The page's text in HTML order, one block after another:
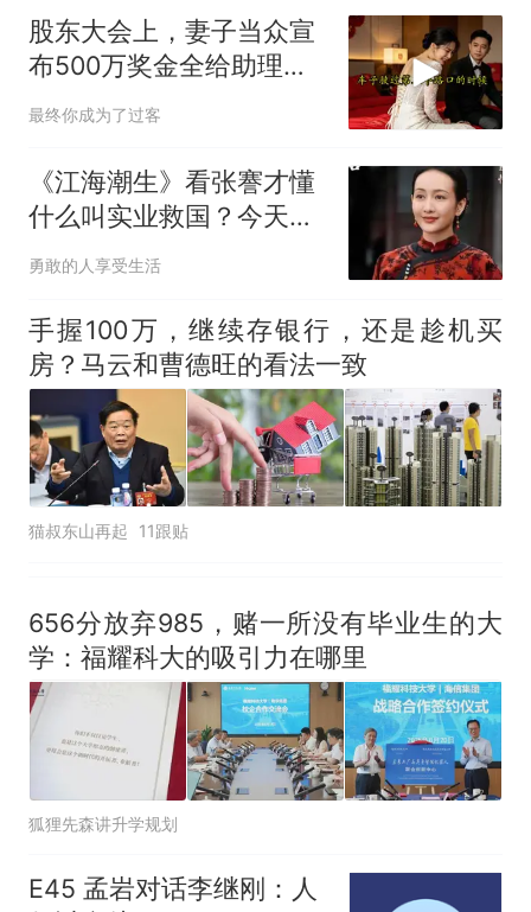
全部作废，公平么？
股东大会上，妻子当众宣
布500万奖金全给助理，
我起身离去，她急忙拦住
我：老公，别走
最终你成为了过客
《江海潮生》看张謇才懂
什么叫实业救国？今天有
这样的企业家吗？
勇敢的人享受生活
手握100万，继续存银行，还是趁机买
房？马云和曹德旺的看法一致
猫叔东山再起 11跟贴
656分放弃985，赌一所没有毕业生的大
学：福耀科大的吸引力在哪里
狐狸先森讲升学规划
E45 孟岩对话李继刚：人